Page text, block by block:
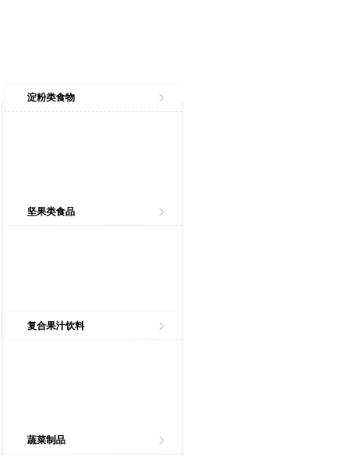
淀粉类食物
坚果类食品
复合果汁饮料
蔬菜制品